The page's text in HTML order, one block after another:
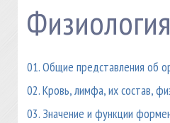
01. Общие представления об
02. Кровь, лимфа, их состав,
03. Значение и функции